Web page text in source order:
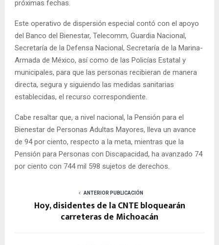
próximas fechas.
Este operativo de dispersión especial contó con el apoyo
del Banco del Bienestar, Telecomm, Guardia Nacional,
Secretaría de la Defensa Nacional, Secretaría de la Marina-
Armada de México, así como de las Policías Estatal y
municipales, para que las personas recibieran de manera
directa, segura y siguiendo las medidas sanitarias
establecidas, el recurso correspondiente.
Cabe resaltar que, a nivel nacional, la Pensión para el
Bienestar de Personas Adultas Mayores, lleva un avance
de 94 por ciento, respecto a la meta, mientras que la
Pensión para Personas con Discapacidad, ha avanzado 74
por ciento con 744 mil 598 sujetos de derechos.
ANTERIOR PUBLICACIÓN
Hoy, disidentes de la CNTE bloquearán
carreteras de Michoacán